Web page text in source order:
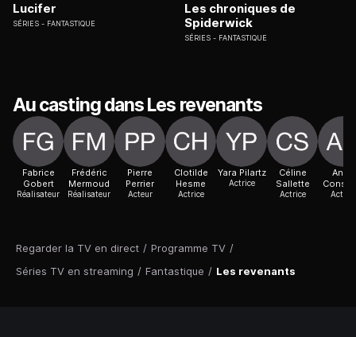
Regarder la TV en direct / Programme TV /
Séries TV en streaming / Fantastique / Les revenants
Lucifer
SÉRIES FANTASTIQUE
Les chroniques de
Spiderwick
SÉRIES FANTASTIQUE
Au casting dans Les revenants
Fabrice
Gobert
Réalisateur
Frédéric
Mermoud
Réalisateur
Pierre
Perrier
Acteur
Clotilde
Hesme
Actrice
Yara Pilartz
Actrice
Céline
Sallette
Actrice
Anne
Actrice